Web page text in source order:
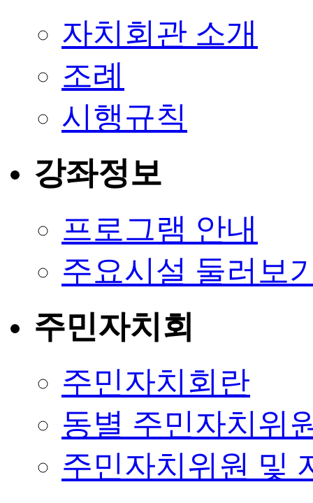
자치회관 소개
조례
시행규칙
강좌정보
프로그램 안내
주요시설 둘러보
주민자치회
주민자치회란
동별 주민자치위
주민자치위원 및